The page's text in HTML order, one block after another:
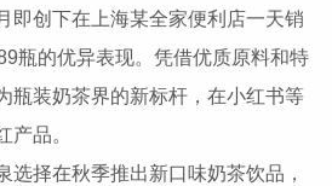
即创下在上海某全家便利店一天销
瓶的优异表现。凭借优质原料和特
瓶装奶茶界的新标杆，在小红书等
产品。
选择在秋季推出新口味奶茶饮品，